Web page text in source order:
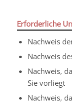
Erforderliche
Nachweis
Nachweis
Nachweis,
Sie vorliegt
Nachweis,